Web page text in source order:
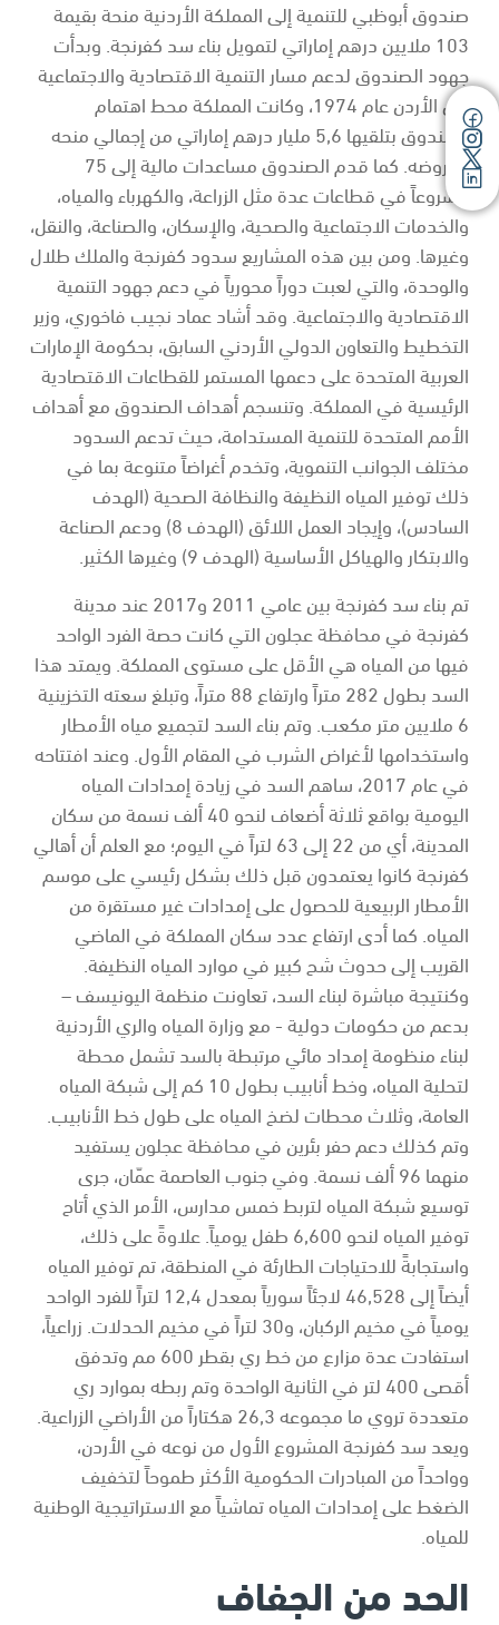
صندوق أبوظبي للتنمية إلى المملكة الأردنية منحة بقيمة
103 ملايين درهم إماراتي لتمويل بناء سد كفرنجة. وبدأت
جهود الصندوق لدعم مسار التنمية الاقتصادية والاجتماعية
في الأردن عام 1974، وكانت المملكة محط اهتمام
الصندوق بتلقيها 5,6 مليار درهم إماراتي من إجمالي منحه
وقروضه. كما قدم الصندوق مساعدات مالية إلى 75
مشروعاً في قطاعات عدة مثل الزراعة، والكهرباء والمياه،
والخدمات الاجتماعية والصحية، والإسكان، والصناعة، والنقل،
وغيرها. ومن بين هذه المشاريع سدود كفرنجة والملك طلال
والوحدة، والتي لعبت دوراً محورياً في دعم جهود التنمية
الاقتصادية والاجتماعية. وقد أشاد عماد نجيب فاخوري، وزير
التخطيط والتعاون الدولي الأردني السابق، بحكومة الإمارات
العربية المتحدة على دعمها المستمر للقطاعات الاقتصادية
الرئيسية في المملكة. وتنسجم أهداف الصندوق مع أهداف
الأمم المتحدة للتنمية المستدامة، حيث تدعم السدود
مختلف الجوانب التنموية، وتخدم أغراضاً متنوعة بما في
ذلك توفير المياه النظيفة والنظافة الصحية (الهدف
السادس)، وإيجاد العمل اللائق (الهدف 8) ودعم الصناعة
والابتكار والهياكل الأساسية (الهدف 9) وغيرها الكثير.
تم بناء سد كفرنجة بين عامي 2011 و2017 عند مدينة
كفرنجة في محافظة عجلون التي كانت حصة الفرد الواحد
فيها من المياه هي الأقل على مستوى المملكة. ويمتد هذا
السد بطول 282 متراً وارتفاع 88 متراً، وتبلغ سعته التخزينية
6 ملايين متر مكعب. وتم بناء السد لتجميع مياه الأمطار
واستخدامها لأغراض الشرب في المقام الأول. وعند افتتاحه
في عام 2017، ساهم السد في زيادة إمدادات المياه
اليومية بواقع ثلاثة أضعاف لنحو 40 ألف نسمة من سكان
المدينة، أي من 22 إلى 63 لتراً في اليوم؛ مع العلم أن أهالي
كفرنجة كانوا يعتمدون قبل ذلك بشكل رئيسي على موسم
الأمطار الربيعية للحصول على إمدادات غير مستقرة من
المياه. كما أدى ارتفاع عدد سكان المملكة في الماضي
القريب إلى حدوث شح كبير في موارد المياه النظيفة.
وكنتيجة مباشرة لبناء السد، تعاونت منظمة اليونيسف –
بدعم من حكومات دولية - مع وزارة المياه والري الأردنية
لبناء منظومة إمداد مائي مرتبطة بالسد تشمل محطة
لتحلية المياه، وخط أنابيب بطول 10 كم إلى شبكة المياه
العامة، وثلاث محطات لضخ المياه على طول خط الأنابيب.
وتم كذلك دعم حفر بئرين في محافظة عجلون يستفيد
منهما 96 ألف نسمة. وفي جنوب العاصمة عمّان، جرى
توسيع شبكة المياه لتربط خمس مدارس، الأمر الذي أتاح
توفير المياه لنحو 6,600 طفل يومياً. علاوةً على ذلك،
واستجابةً للاحتياجات الطارئة في المنطقة، تم توفير المياه
أيضاً إلى 46,528 لاجئاً سورياً بمعدل 12,4 لتراً للفرد الواحد
يومياً في مخيم الركبان، و30 لتراً في مخيم الحدلات. زراعياً،
استفادت عدة مزارع من خط ري بقطر 600 مم وتدفق
أقصى 400 لتر في الثانية الواحدة وتم ربطه بموارد ري
متعددة تروي ما مجموعه 26,3 هكتاراً من الأراضي الزراعية.
ويعد سد كفرنجة المشروع الأول من نوعه في الأردن،
وواحداً من المبادرات الحكومية الأكثر طموحاً لتخفيف
الضغط على إمدادات المياه تماشياً مع الاستراتيجية الوطنية
للمياه.
الحد من الجفاف